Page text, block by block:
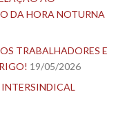
DA HORA NOTURNA
TRABALHADORES E
19/05/2026